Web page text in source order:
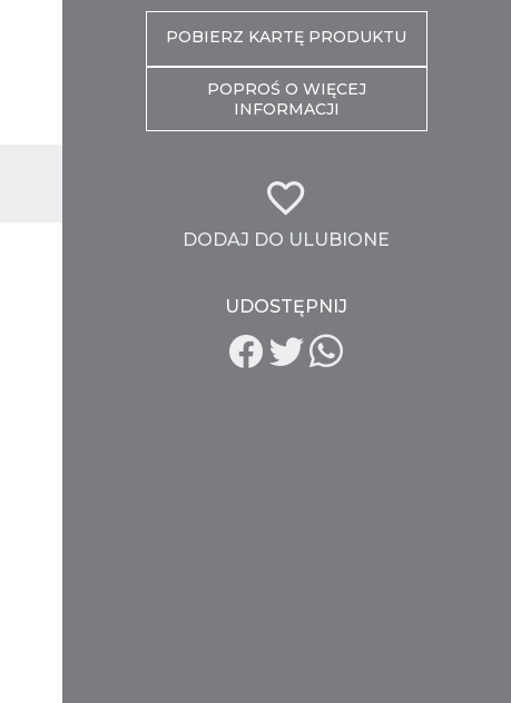
POBIERZ KARTĘ PRODUKTU
POPROŚ O WIĘCEJ
INFORMACJI
DODAJ DO ULUBIONE
UDOSTĘPNIJ